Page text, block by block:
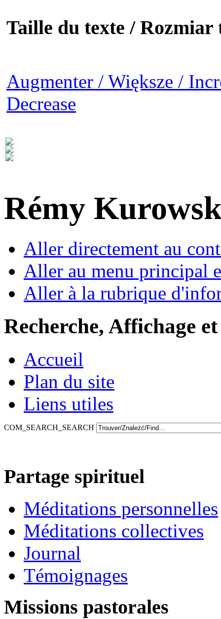
Taille du texte / Rozmiar
Augmenter / Większe /
Decrease
Rémy
Aller directement au
Aller au menu principal
Aller à la rubrique
Recherche, Affichage
Accueil
Plan du site
Liens utiles
COM_SEARCH_SEARCH
Partage spirituel
Méditations personnelles
Méditations collectives
Journal
Témoignages
Missions pastorales